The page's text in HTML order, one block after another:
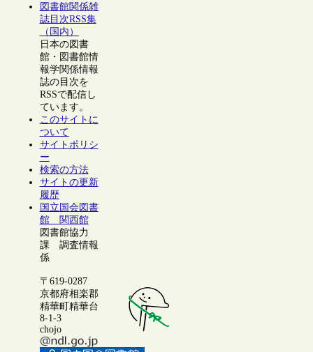
図書館関係雑
誌目次RSS集
（国内）
日本の図書
館・図書館情
報学関係情報
誌の目次を
RSSで配信し
ています。
このサイトに
ついて
サイトポリシ
ー
検索の方法
サイトの更新
履歴
国立国会図書
館 関西館
図書館協力
課 調査情報
係
〒619-0287
京都府相楽郡
精華町精華台
8-1-3
chojo